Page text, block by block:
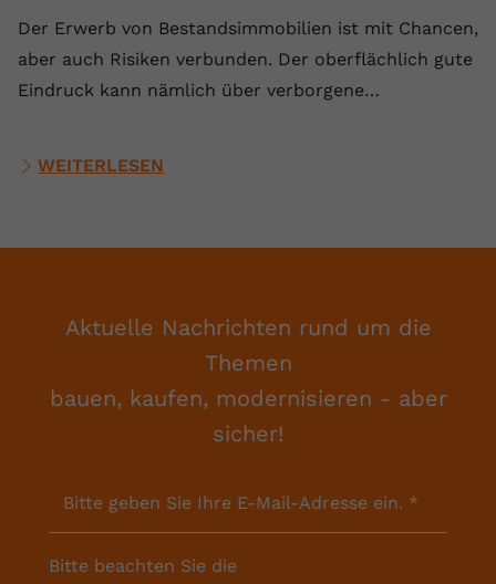
Der Erwerb von Bestandsimmobilien ist mit Chancen,
aber auch Risiken verbunden. Der oberflächlich gute
Eindruck kann nämlich über verborgene…
WEITERLESEN
Aktuelle Nachrichten rund um die
Themen
bauen, kaufen, modernisieren - aber
sicher!
Bitte geben Sie Ihre E-Mail-Adresse ein. *
Bitte beachten Sie die